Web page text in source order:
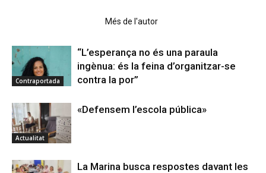
Més de l'autor
Contraportada
“L’esperança no és una paraula
ingènua: és la feina d’organitzar-se
contra la por”
Actualitat
«Defensem l’escola pública»
La Marina busca respostes davant les